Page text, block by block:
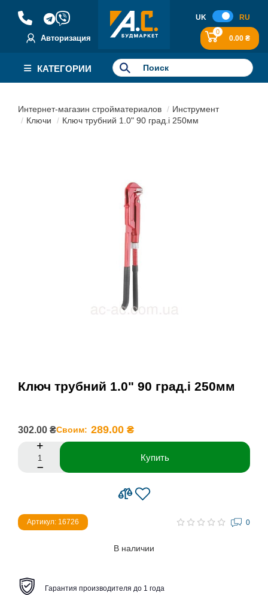
Авторизация
UK RU
0
0.00 ₴
КАТЕГОРИИ
Интернет-магазин стройматериалов
Инструмент
Ключи
Ключ трубний 1.0" 90 град.і 250мм
Ключ трубний 1.0" 90 град.і 250мм
302.00 ₴Своим: 289.00 ₴
Купить
Артикул: 16726 0
В наличии
Гарантия производителя до 1 года